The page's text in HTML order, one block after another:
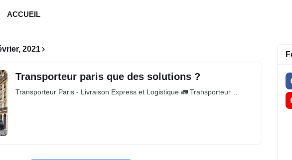
ACCUEIL
2021
Transporteur paris que des solutions ?
Transporteur Paris - Livraison Express et Logistique 🚛 Transporteur…